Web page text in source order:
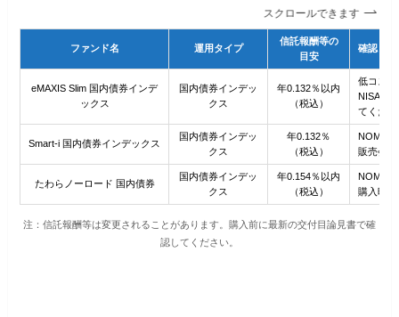
スクロールできます
ファンド名 運用タイプ
信託報酬等の
目安
確認し
eMAXIS Slim 国内債券インデ
ックス
国内債券インデッ
クス
年0.132％以内
（税込）
低コス
NISAで
てくださ
Smart-i 国内債券インデックス
国内債券インデッ
クス
年0.132％
（税込）
販売会
たわらノーロード 国内債券
国内債券インデッ
クス
年0.154％以内
（税込）
購入時
注：信託報酬等は変更されることがあります。購入前に最新の交付目論見書で確
認してください。